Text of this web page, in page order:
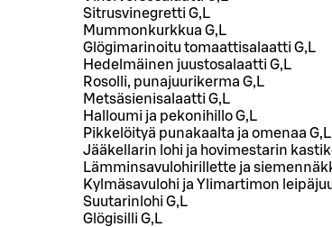
Sitrusvinegretti G,L
Mummonkurkkua G,L
Glögimarinoitu tomaattisalaatti G,L
Hedelmäinen juustosalaatti G,L
Rosolli, punajuurikerma G,L
Metsäsienisalaatti G,L
Halloumi ja pekonihillo G,L
Pikkelöityä punakaalta ja omenaa G,L
Jääkellarin lohi ja hovimestarin
Lämminsavulohirillette ja
Kylmäsavulohi ja Ylimartimon
Suutarinlohi G,L
Glögisilli G,L